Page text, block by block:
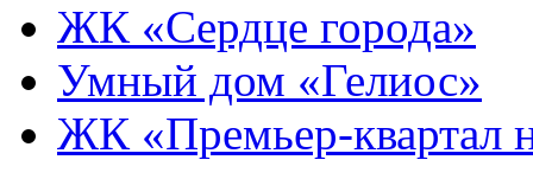
ЖК «Сердце города»
Умный дом «Гелиос»
ЖК «Премьер-квартал